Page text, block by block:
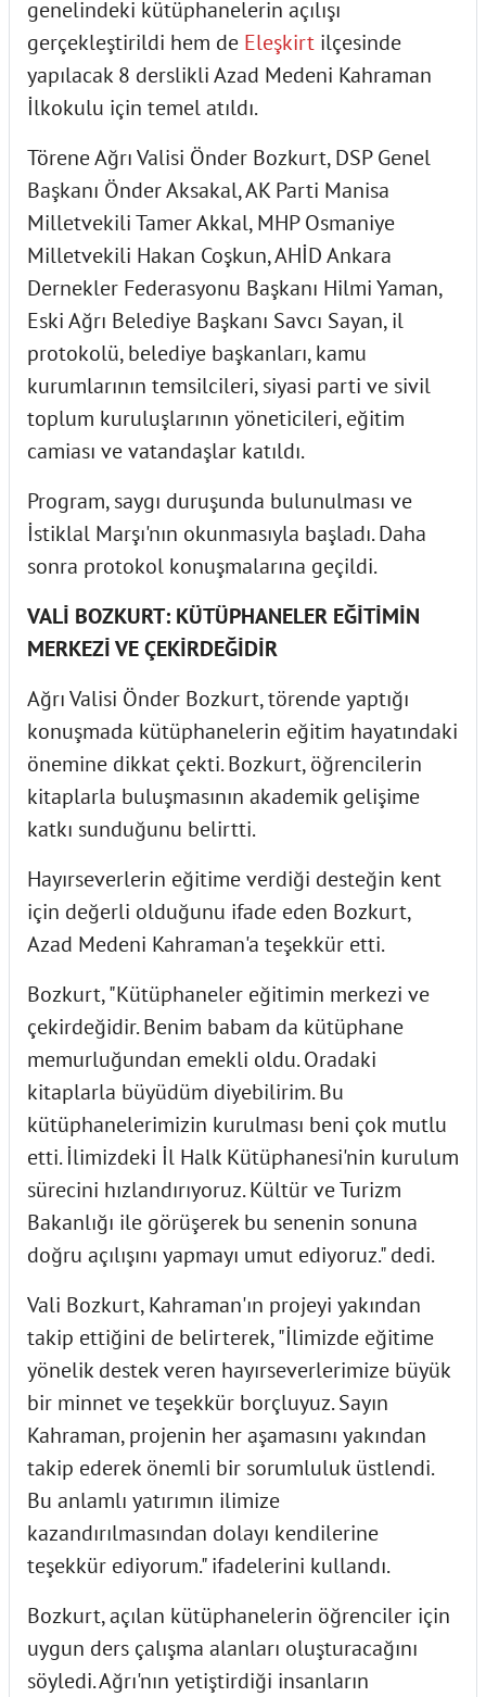
genelindeki kütüphanelerin açılışı
gerçekleştirildi hem de Eleşkirt ilçesinde
yapılacak 8 derslikli Azad Medeni Kahraman
İlkokulu için temel atıldı.
Törene Ağrı Valisi Önder Bozkurt, DSP Genel
Başkanı Önder Aksakal, AK Parti Manisa
Milletvekili Tamer Akkal, MHP Osmaniye
Milletvekili Hakan Coşkun, AHİD Ankara
Dernekler Federasyonu Başkanı Hilmi Yaman,
Eski Ağrı Belediye Başkanı Savcı Sayan, il
protokolü, belediye başkanları, kamu
kurumlarının temsilcileri, siyasi parti ve sivil
toplum kuruluşlarının yöneticileri, eğitim
camiası ve vatandaşlar katıldı.
Program, saygı duruşunda bulunulması ve
İstiklal Marşı'nın okunmasıyla başladı. Daha
sonra protokol konuşmalarına geçildi.
VALİ BOZKURT: KÜTÜPHANELER EĞİTİMİN
MERKEZİ VE ÇEKİRDEĞİDİR
Ağrı Valisi Önder Bozkurt, törende yaptığı
konuşmada kütüphanelerin eğitim hayatındaki
önemine dikkat çekti. Bozkurt, öğrencilerin
kitaplarla buluşmasının akademik gelişime
katkı sunduğunu belirtti.
Hayırseverlerin eğitime verdiği desteğin kent
için değerli olduğunu ifade eden Bozkurt,
Azad Medeni Kahraman'a teşekkür etti.
Bozkurt, "Kütüphaneler eğitimin merkezi ve
çekirdeğidir. Benim babam da kütüphane
memurluğundan emekli oldu. Oradaki
kitaplarla büyüdüm diyebilirim. Bu
kütüphanelerimizin kurulması beni çok mutlu
etti. İlimizdeki İl Halk Kütüphanesi'nin kurulum
sürecini hızlandırıyoruz. Kültür ve Turizm
Bakanlığı ile görüşerek bu senenin sonuna
doğru açılışını yapmayı umut ediyoruz." dedi.
Vali Bozkurt, Kahraman'ın projeyi yakından
takip ettiğini de belirterek, "İlimizde eğitime
yönelik destek veren hayırseverlerimize büyük
bir minnet ve teşekkür borçluyuz. Sayın
Kahraman, projenin her aşamasını yakından
takip ederek önemli bir sorumluluk üstlendi.
Bu anlamlı yatırımın ilimize
kazandırılmasından dolayı kendilerine
teşekkür ediyorum." ifadelerini kullandı.
Bozkurt, açılan kütüphanelerin öğrenciler için
uygun ders çalışma alanları oluşturacağını
söyledi. Ağrı'nın yetiştirdiği insanların